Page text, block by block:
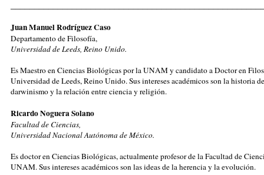
Juan Manuel Rodríguez Caso
Departamento de Filosofía,
Universidad de Leeds, Reino Unido.
Es Maestro en Ciencias Biológicas por la UNAM y candidato a Doctor en
Universidad de Leeds, Reino Unido. Sus intereses académicos son la historia
darwinismo y la relación entre ciencia y religión.
Ricardo Noguera Solano
Facultad de Ciencias,
Universidad Nacional Autónoma de México.
Es doctor en Ciencias Biológicas, actualmente profesor de la Facultad de
UNAM. Sus intereses académicos son las ideas de la herencia y la evolución.